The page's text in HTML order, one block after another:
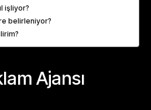
işliyor?
belirleniyor?
Ajansı